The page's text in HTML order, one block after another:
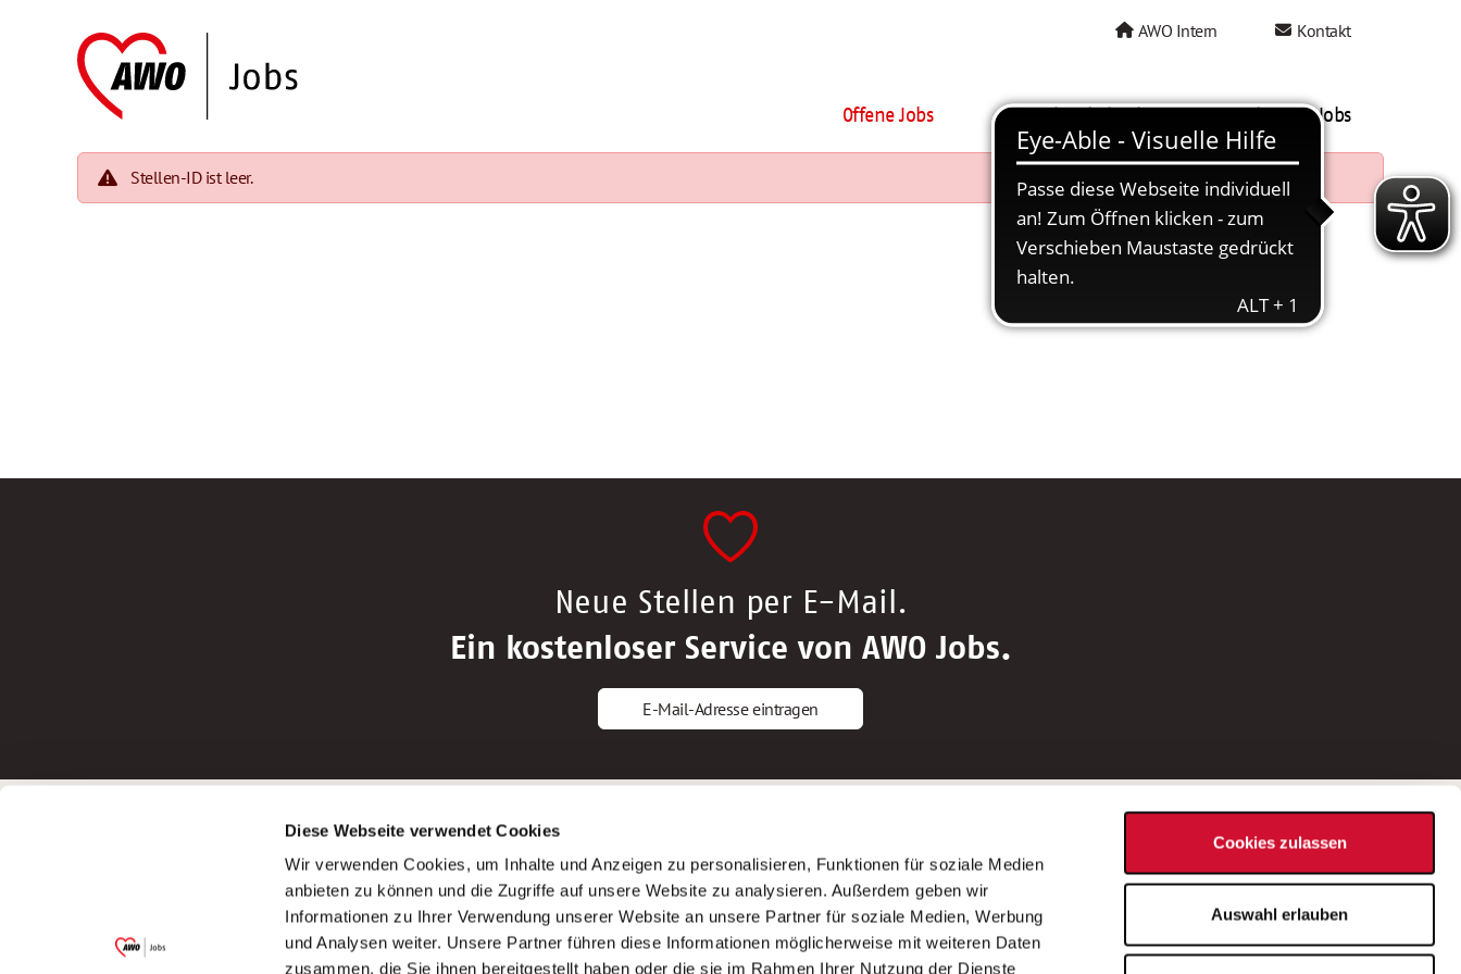
Diese Webseite verwendet Cookies
Wir verwenden Cookies, um Inhalte und Anzeigen zu personalisieren, Funktionen für soziale Medien
anbieten zu können und die Zugriffe auf unsere Website zu analysieren. Außerdem geben wir
Informationen zu Ihrer Verwendung unserer Website an unsere Partner für soziale Medien, Werbung
und Analysen weiter. Unsere Partner führen diese Informationen möglicherweise mit weiteren Daten
zusammen, die Sie ihnen bereitgestellt haben oder die sie im Rahmen Ihrer Nutzung der Dienste
Cookies zulassen
Auswahl erlauben
AWO Intern Kontakt
Offene Jobs AWO als Arbeitgeber Mein AWO Jobs
Stellen-ID ist leer.
Neue Stellen per E-Mail.
Ein kostenloser Service von AWO Jobs.
E-Mail-Adresse eintragen
Garitz Bewirtschaftungsbetriebe GmbH
(Ein Tochterunternehmen des AWO
Bezirksverbandes Unterfranken e.V.)
Bewerbungstipps
Bewerbung als Altenpfleger*in
Bewerbung als Krankenpfleger*in
Bewerbung als Altenpflegehelfer*in
Bewerbung als Erzieher*in
AWO Gliederungen nach Bundesland
Stellenangebote nach Bundesländern
Sitemap
Impressum
Datenschutz
Bei Fragen zu einer Stellenausschreibung
wenden Sie sich bitte an die*den in der
Stellenausschreibung genannte*n